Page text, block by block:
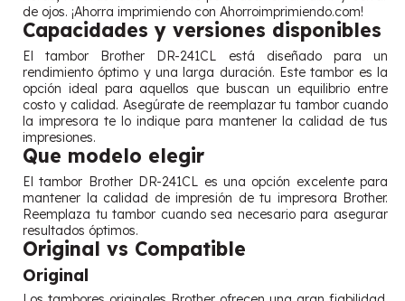
de ojos. ¡Ahorra imprimiendo con Ahorroimprimiendo.com!
Capacidades y versiones disponibles
El tambor Brother DR-241CL está diseñado para un
rendimiento óptimo y una larga duración. Este tambor es la
opción ideal para aquellos que buscan un equilibrio entre
costo y calidad. Asegúrate de reemplazar tu tambor cuando
la impresora te lo indique para mantener la calidad de tus
impresiones.
Que modelo elegir
El tambor Brother DR-241CL es una opción excelente para
mantener la calidad de impresión de tu impresora Brother.
Reemplaza tu tambor cuando sea necesario para asegurar
resultados óptimos.
Original vs Compatible
Original